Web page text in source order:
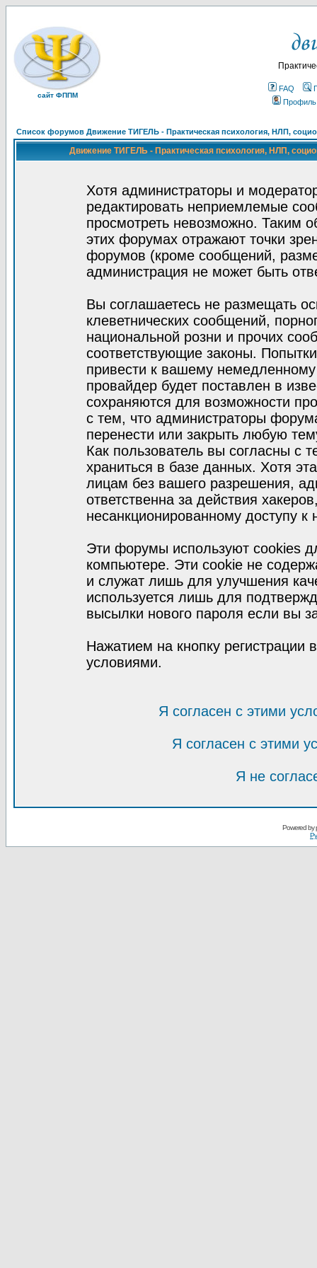
сайт ФППМ
FAQ
Профиль
Список форумов Движение ТИГЕЛЬ - Практическая психология, НЛП,
Движение ТИГЕЛЬ - Практическая психология, НЛП,
Хотя администраторы и
редактировать неприемлемые
просмотреть невозможно. Таким
этих форумах отражают точки
форумов (кроме сообщений,
администрация не может быть
Вы соглашаетесь не размещать
клеветнических сообщений,
национальной розни и прочих
соответствующие законы.
привести к вашему
провайдер будет поставлен в
сохраняются для возможности
с тем, что администраторы
перенести или закрыть любую
Как пользователь вы согласны с
храниться в базе данных. Хотя
лицам без вашего разрешения,
ответственна за действия
несанкционированному доступу к
Эти форумы используют cookies
компьютере. Эти cookie не
и служат лишь для улучшения
используется лишь для
высылки нового пароля если вы
Нажатием на кнопку регистрации
условиями.
Я согласен с этими
Я согласен с этими
Я не
Powered by